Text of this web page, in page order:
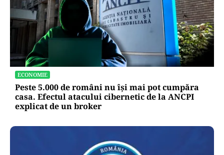
ECONOMIE
Peste 5.000 de români nu își mai pot cumpăra
casa. Efectul atacului cibernetic de la ANCPI
explicat de un broker